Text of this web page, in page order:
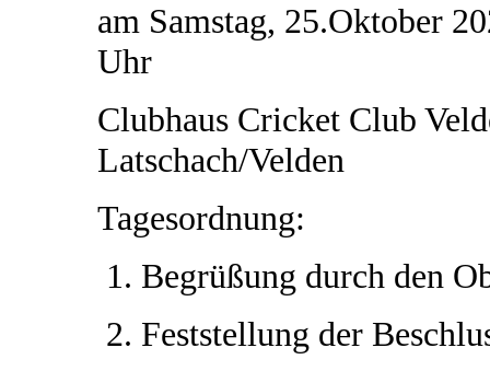
am Samstag, 25.Oktober
Uhr
Clubhaus Cricket Club
Latschach/Velden
Tagesordnung:
Begrüßung durch den
Feststellung der